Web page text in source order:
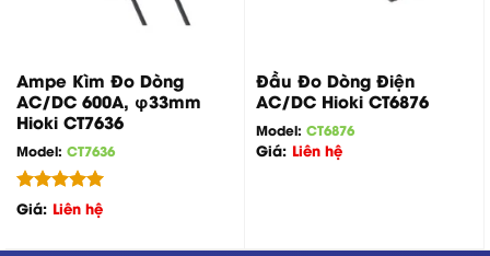
Ampe Kìm Đo Dòng
AC/DC 600A, φ33mm
Hioki CT7636
Model: CT7636
Được xếp
Giá: Liên hệ
Đầu Đo Dòng Điện
AC/DC Hioki CT6876
Model: CT6876
Giá: Liên hệ